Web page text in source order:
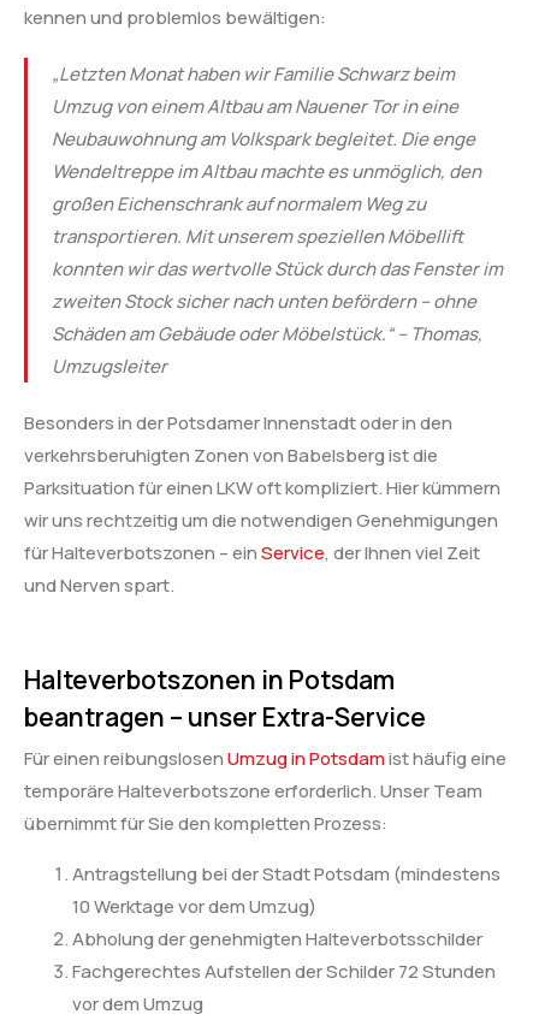
kennen und problemlos bewältigen:
„Letzten Monat haben wir Familie Schwarz beim
Umzug von einem Altbau am Nauener Tor in eine
Neubauwohnung am Volkspark begleitet. Die enge
Wendeltreppe im Altbau machte es unmöglich, den
großen Eichenschrank auf normalem Weg zu
transportieren. Mit unserem speziellen Möbellift
konnten wir das wertvolle Stück durch das Fenster im
zweiten Stock sicher nach unten befördern – ohne
Schäden am Gebäude oder Möbelstück.“ – Thomas,
Umzugsleiter
Besonders in der Potsdamer Innenstadt oder in den
verkehrsberuhigten Zonen von Babelsberg ist die
Parksituation für einen LKW oft kompliziert. Hier kümmern
wir uns rechtzeitig um die notwendigen Genehmigungen
für Halteverbotszonen – einService, der Ihnen viel Zeit
und Nerven spart.
Halteverbotszonen in Potsdam
beantragen – unser Extra-Service
Für einen reibungslosenUmzug in Potsdamist häufig eine
temporäre Halteverbotszone erforderlich. Unser Team
übernimmt für Sie den kompletten Prozess:
Antragstellung bei der Stadt Potsdam (mindestens
10 Werktage vor dem Umzug)
Abholung der genehmigten Halteverbotsschilder
Fachgerechtes Aufstellen der Schilder 72 Stunden
vor dem Umzug